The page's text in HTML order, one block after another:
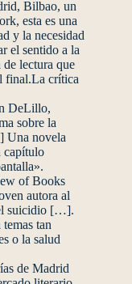
Bilbao, un
esta es una
y la necesidad
el sentido a la
lectura que
final.La crítica
DeLillo,
sobre la
Una novela
capítulo
of Books
autora al
suicidio […].
tan
o la salud
de Madrid